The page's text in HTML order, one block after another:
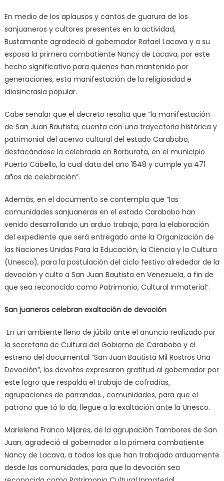
En medio de los aplausos y cantos de guarura de los
sanjuaneros y cultores presentes en la actividad,
Bustamante agradeció al gobernador Rafael Lacava y a su
esposa la primera combatiente Nancy de Lacava, por este
hecho significativo para quienes han mantenido por
generaciones, esta manifestación de la religiosidad e
idiosincrasia popular.
Cabe señalar que el decreto resalta que “la manifestación
de San Juan Bautista, cuenta con una trayectoria histórica y
patrimonial del acervo cultural del estado Carabobo,
destacándose la celebrada en Borburata, en el municipio
Puerto Cabello, la cual data del año 1548 y cumple ya 471
años de celebración”.
Además, en el documento se contempla que “las
comunidades sanjuaneras en el estado Carabobo han
venido desarrollando un arduo trabajo, para la elaboración
del expediente que será entregado ante la Organización de
las Naciones Unidas Para la Educación, la Ciencia y la Cultura
(Unesco), para la postulación del ciclo festivo alrededor de la
devoción y culto a San Juan Bautista en Venezuela, a fin de
que sea reconocido como Patrimonio, Cultural Inmaterial”.
San juaneros celebran exaltación de devoción
En un ambiente lleno de júbilo ante el anuncio realizado por
la secretaria de Cultura del Gobierno de Carabobo y el
estreno del documental “San Juan Bautista Mil Rostros Una
Devoción”, los devotos expresaron gratitud al gobernador por
este logro que respalda el trabajo de cofradías,
agrupaciones de parrandas , comunidades, para que el
patrono que tó lo da, llegue a la exaltación ante la Unesco.
Marielena Franco Mijares, de la agrupación Tambores de San
Juan, agradeció al gobernador a la primera combatiente
Nancy de Lacava, a todos los que han trabajado arduamente
desde las comunidades, para que la devoción sea